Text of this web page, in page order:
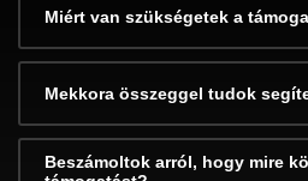
Miért van szükségetek a
Mekkora összeggel tudok
Beszámoltok arról, hogy mire